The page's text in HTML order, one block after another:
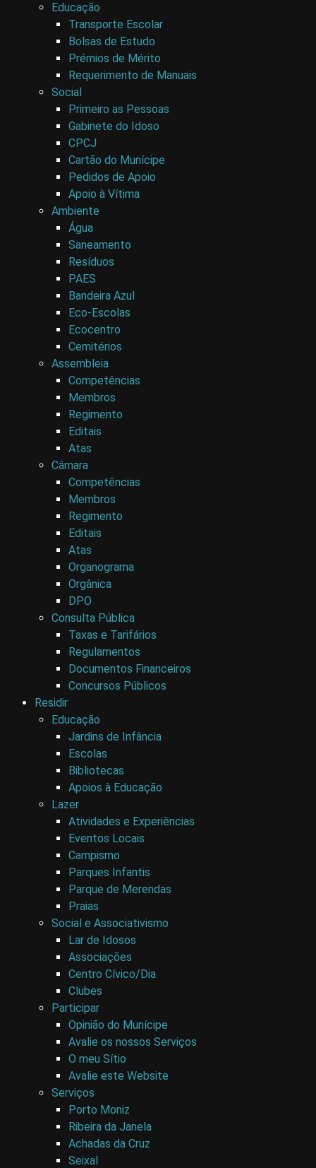
Educação
Transporte Escolar
Bolsas de Estudo
Prémios de Mérito
Requerimento de Manuais
Social
Primeiro as Pessoas
Gabinete do Idoso
CPCJ
Cartão do Munícipe
Pedidos de Apoio
Apoio à Vítima
Ambiente
Água
Saneamento
Resíduos
PAES
Bandeira Azul
Eco-Escolas
Ecocentro
Cemitérios
Assembleia
Competências
Membros
Regimento
Editais
Atas
Câmara
Competências
Membros
Regimento
Editais
Atas
Organograma
Orgânica
DPO
Consulta Pública
Taxas e Tarifários
Regulamentos
Documentos Financeiros
Concursos Públicos
Residir
Educação
Jardins de Infância
Escolas
Bibliotecas
Apoios à Educação
Lazer
Atividades e Experiências
Eventos Locais
Campismo
Parques Infantis
Parque de Merendas
Praias
Social e Associativismo
Lar de Idosos
Associações
Centro Cívico/Dia
Clubes
Participar
Opinião do Munícipe
Avalie os nossos Serviços
O meu Sítio
Avalie este Website
Serviços
Porto Moniz
Ribeira da Janela
Achadas da Cruz
Seixal